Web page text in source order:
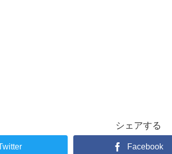
シェアする
Facebook